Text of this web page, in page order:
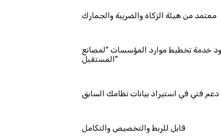
معتمد من هيئة الزكاة والضريبة والجمارك
كمزود خدمة تخطيط موارد المؤسسات "لمصانع
المستقبل"
دعم فني في استيراد بيانات نظامك السابق
قابل للربط والتخصيص والتكامل